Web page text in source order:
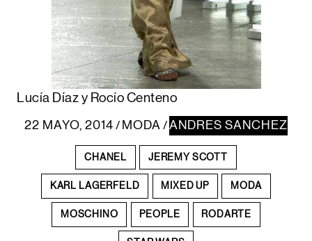
Lucía Díaz y Rocío Centeno
22 MAYO, 2014 / MODA / ANDRES SANCHEZ
CHANEL JEREMY SCOTT
KARL LAGERFELD MIXED UP MODA
MOSCHINO PEOPLE RODARTE